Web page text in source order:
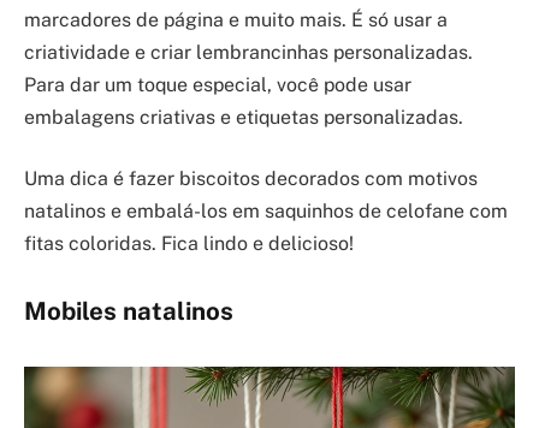
marcadores de página e muito mais. É só usar a
criatividade e criar lembrancinhas personalizadas.
Para dar um toque especial, você pode usar
embalagens criativas e etiquetas personalizadas.
Uma dica é fazer biscoitos decorados com motivos
natalinos e embalá-los em saquinhos de celofane com
fitas coloridas. Fica lindo e delicioso!
Mobiles natalinos